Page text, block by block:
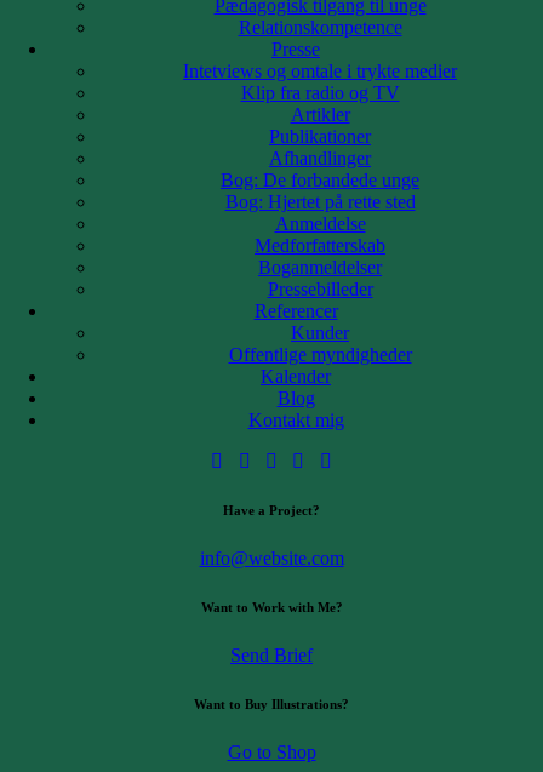
Hvad er pædagogik ?
Pædagogisk tilgang til unge
Presse
Intetviews og omtale
Klip fra radio og TV
Publikationer
Afhandlinger
Bog: De forbandede
Bog: Hjertet på rette
Anmeldelse
Medforfatterskab
Boganmeldelser
Pressebilleder
Pædagogisk tilgang til unge
Relationskompetence
Presse
Intetviews og omtale i trykte medier
Klip fra radio og TV
Artikler
Publikationer
Afhandlinger
Bog: De forbandede unge
Bog: Hjertet på rette sted
Anmeldelse
Medforfatterskab
Boganmeldelser
Pressebilleder
Referencer
Kunder
Offentlige myndigheder
Kalender
Blog
Kontakt mig
Have a Project?
info@website.com
Want to Work with Me?
Send Brief
Want to Buy Illustrations?
Go to Shop